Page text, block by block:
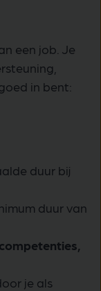
een job. Je
in bent:
duur bij
duur van
competenties,
je als